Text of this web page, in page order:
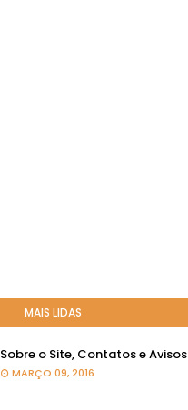
MAIS LIDAS
Sobre o Site, Contatos e Avisos
MARÇO 09, 2016